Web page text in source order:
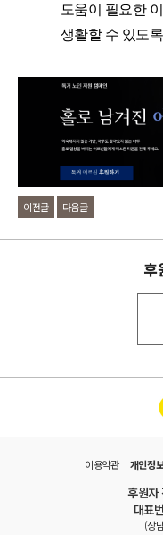
도움이 필요한
생활할 수 있도
이전글 다음글
후
이용약관 개인정
후원자
대표
(상